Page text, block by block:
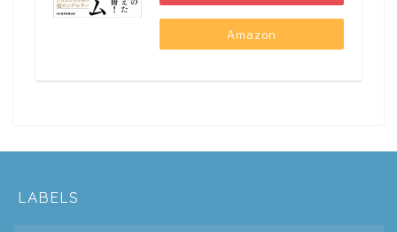
Amazon
LABELS